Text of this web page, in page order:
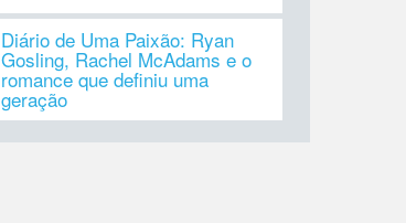
Diário de Uma Paixão: Ryan
Gosling, Rachel McAdams e o
romance que definiu uma
geração